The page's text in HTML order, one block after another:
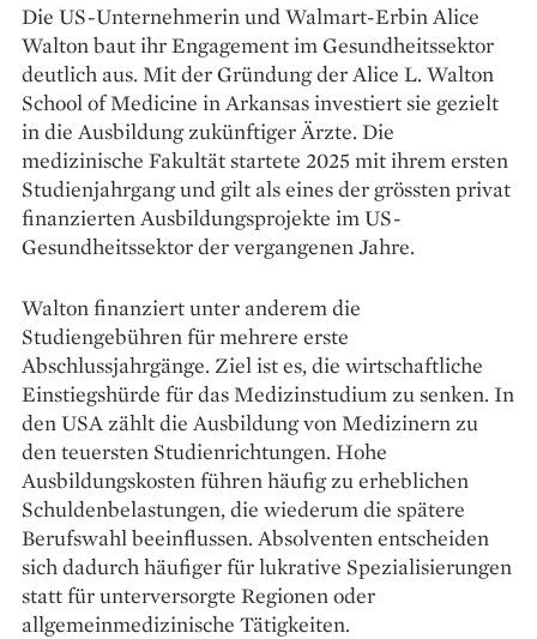
Die US-Unternehmerin und Walmart-Erbin Alice
Walton baut ihr Engagement im Gesundheitssektor
deutlich aus. Mit der Gründung der Alice L. Walton
School of Medicine in Arkansas investiert sie gezielt
in die Ausbildung zukünftiger Ärzte. Die
medizinische Fakultät startete 2025 mit ihrem ersten
Studienjahrgang und gilt als eines der grössten privat
finanzierten Ausbildungsprojekte im US-
Gesundheitssektor der vergangenen Jahre.
Walton finanziert unter anderem die
Studiengebühren für mehrere erste
Abschlussjahrgänge. Ziel ist es, die wirtschaftliche
Einstiegshürde für das Medizinstudium zu senken. In
den USA zählt die Ausbildung von Medizinern zu
den teuersten Studienrichtungen. Hohe
Ausbildungskosten führen häufig zu erheblichen
Schuldenbelastungen, die wiederum die spätere
Berufswahl beeinflussen. Absolventen entscheiden
sich dadurch häufiger für lukrative Spezialisierungen
statt für unterversorgte Regionen oder
allgemeinmedizinische Tätigkeiten.